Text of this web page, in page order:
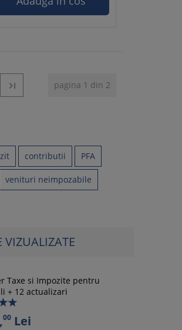
pagina 1 din 2

contributii PFA
venituri neimpozabile
VIZUALIZATE
Taxe si Impozite pentru
+ 12 actualizari
00Lei